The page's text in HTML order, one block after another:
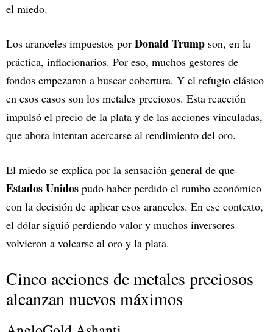
el miedo.
Los aranceles impuestos por Donald Trump son, en la
práctica, inflacionarios. Por eso, muchos gestores de
fondos empezaron a buscar cobertura. Y el refugio clásico
en esos casos son los metales preciosos. Esta reacción
impulsó el precio de la plata y de las acciones vinculadas,
que ahora intentan acercarse al rendimiento del oro.
El miedo se explica por la sensación general de que
Estados Unidos pudo haber perdido el rumbo económico
con la decisión de aplicar esos aranceles. En ese contexto,
el dólar siguió perdiendo valor y muchos inversores
volvieron a volcarse al oro y la plata.
Cinco acciones de metales preciosos
alcanzan nuevos máximos